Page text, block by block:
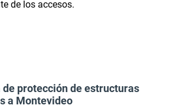
protección de estructuras
a Montevideo